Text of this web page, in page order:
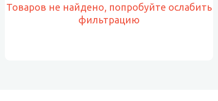
Товаров не найдено, попробуйте ослабить
фильтрацию